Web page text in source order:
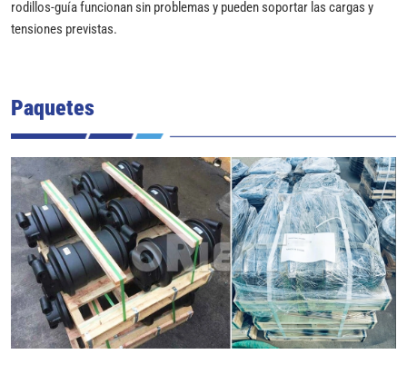
rodillos-guía funcionan sin problemas y pueden soportar las cargas y
tensiones previstas.
Paquetes